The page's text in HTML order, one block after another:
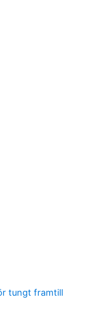
tungt framtill